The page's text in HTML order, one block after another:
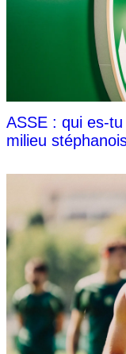
ASSE : qui es-
milieu